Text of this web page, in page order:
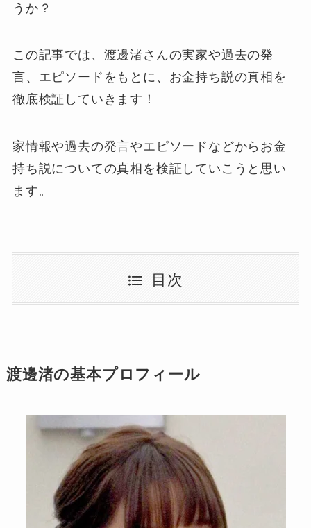
うか？
この記事では、渡邊渚さんの実家や過去の発
言、エピソードをもとに、お金持ち説の真相を
徹底検証していきます！
家情報や過去の発言やエピソードなどからお金
持ち説についての真相を検証していこうと思い
ます。
目次
渡邊渚の基本プロフィール